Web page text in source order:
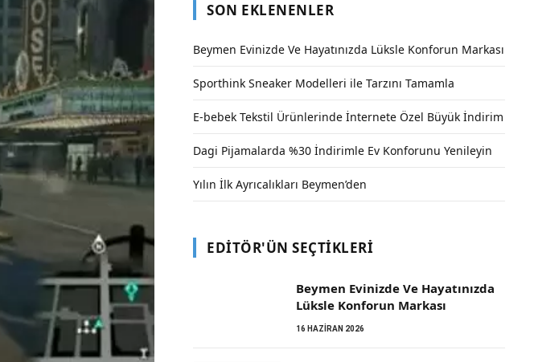
SON EKLENENLER
Beymen Evinizde Ve Hayatınızda Lüksle Konforun Markası
Sporthink Sneaker Modelleri ile Tarzını Tamamla
E-bebek Tekstil Ürünlerinde İnternete Özel Büyük İndirim
Dagi Pijamalarda %30 İndirimle Ev Konforunu Yenileyin
Yılın İlk Ayrıcalıkları Beymen’den
EDITÖR'ÜN SEÇTIKLERI
Beymen Evinizde Ve Hayatınızda
Lüksle Konforun Markası
16 HAZIRAN 2026